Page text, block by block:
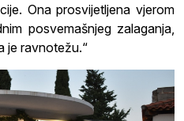
Ona prosvijetljena vjerom
posvemašnjeg zalaganja,
je ravnotežu.“